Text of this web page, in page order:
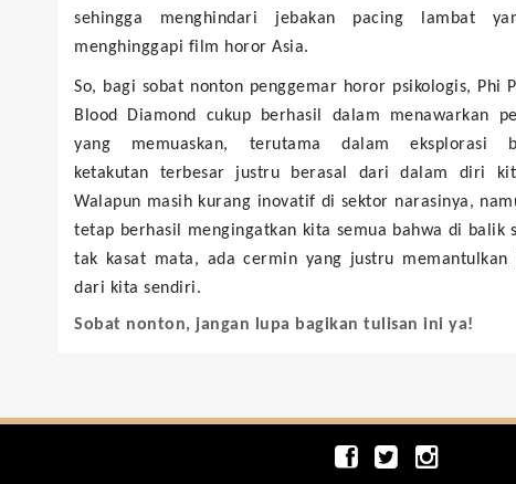
sehingga menghindari jebakan pacing lambat
menghinggapi film horor Asia.
So, bagi sobat nonton penggemar horor psikologis, Phi
Blood Diamond cukup berhasil dalam menawarkan
yang memuaskan, terutama dalam eksplorasi
ketakutan terbesar justru berasal dari dalam diri
Walapun masih kurang inovatif di sektor narasinya,
tetap berhasil mengingatkan kita semua bahwa di balik
tak kasat mata, ada cermin yang justru memantulkan
dari kita sendiri.
Sobat nonton, jangan lupa bagikan tulisan ini ya!